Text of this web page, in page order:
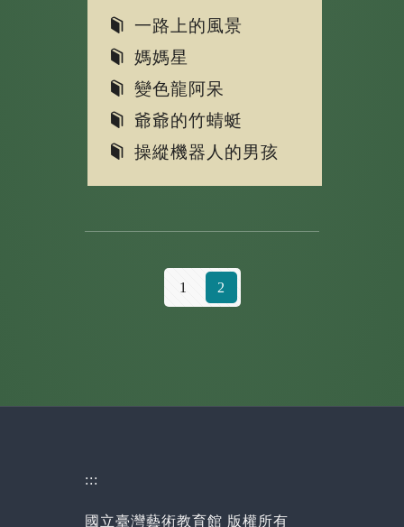
一路上的風景
媽媽星
變色龍阿呆
爺爺的竹蜻蜓
操縱機器人的男孩
1 2
:::
國立臺灣藝術教育館 版權所有